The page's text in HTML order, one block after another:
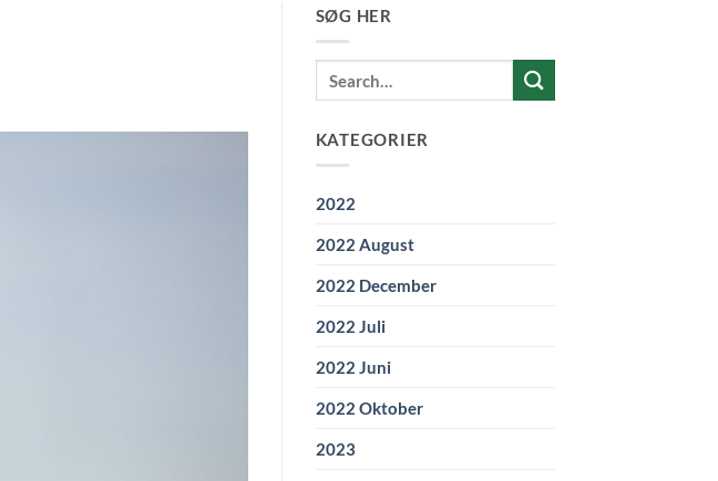
SØG HER
KATEGORIER
2022
2022 August
2022 December
2022 Juli
2022 Juni
2022 Oktober
2023